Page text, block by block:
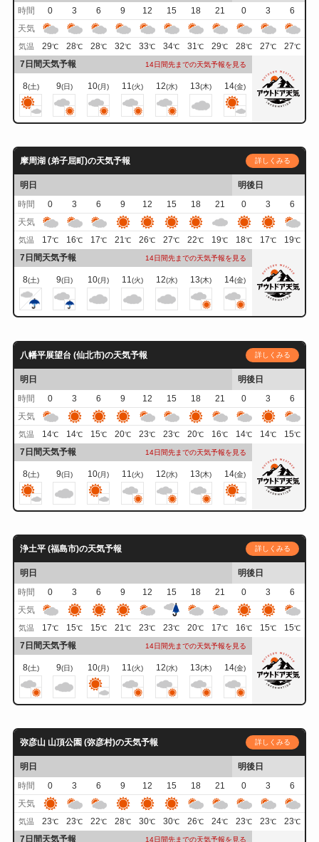
時間 0 3 6 9 12 15 18 21 0 3
6
天気
気温 29℃ 28℃ 28℃ 32℃ 33℃ 34℃ 31℃ 29℃ 28℃ 27℃ 27℃
7日間天気予報 14日間先までの天気予報を見る
8(土) 9(日) 10(月) 11(火) 12(水) 13(木) 14(金)
摩周湖 (弟子屈町)の天気予報 詳しくみる
明日
明後日
時間
0 3 6 9 12 15 18 21 0 3
6
天気
気温 17℃ 16℃ 17℃ 21℃ 26℃ 27℃ 22℃ 19℃ 18℃ 17℃ 19℃
7日間天気予報 14日間先までの天気予報を見る
8(土) 9(日) 10(月) 11(火) 12(水) 13(木) 14(金)
八幡平展望台 (仙北市)の天気予報 詳しくみる
明日
明後日
時間
0 3 6 9 12 15 18 21 0 3
6
天気
気温 14℃ 14℃ 15℃ 20℃ 23℃ 23℃ 20℃ 16℃ 14℃ 14℃ 15℃
7日間天気予報 14日間先までの天気予報を見る
8(土) 9(日) 10(月) 11 (火) 12(水) 13(木) 14(金)
浄土平 (福島市)の天気予報 詳しくみる
明日
明後日
時間
0 3 6 9 12 15 18 21 0 3
6
天気
気温 17℃ 15℃ 15℃ 21℃ 23℃ 23℃ 20℃ 17℃ 16℃ 15℃ 15℃
7日間天気予報 14日間先までの天気予報を見る
8(土) 9(日) 10(月) 11 (火) 12(水) 13(木) 14(金)
弥彦山 山頂公園 (弥彦村)の天気予報 詳しくみる
明日
明後日
時間
0 3 6 9 12 15 18 21 0 3
6
天気
気温 23℃ 23℃ 22℃ 28℃ 30℃ 30℃ 26℃ 24℃ 23℃ 23℃ 23℃
7日間天気予報 14日間先までの天気予報を見る